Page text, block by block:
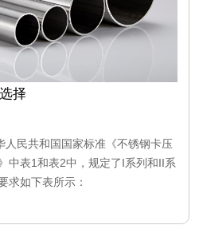
择
民共和国国家标准《不锈钢卡压
中表1和表2中，规定了I系列和II系
求如下表所示：